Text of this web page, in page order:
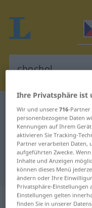
Tschechisch-
für "chochol"
"chochol"
„chochol“
Ihre Privatsphäre ist
Wir und unsere716-Partner
personenbezogene Daten
Kennungen auf Ihrem
aktivieren Sie Tracking-
Partner verarbeiten Daten,
aufgeführten Zwecke.
Inhalte und Anzeigen
können dieses Menü
ändern oder Ihre
Privatsphäre-Einstellungen
Einstellungen gelten
finden Sie in unserer